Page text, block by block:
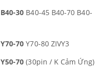
B40-30 B40-45 B40-70 B40-
Y70-70 Y70-80 ZIVY3
Y50-70 (30pin / K Cảm Ứng)